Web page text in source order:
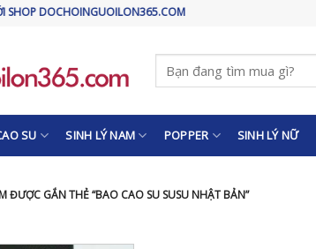
DOCHOINGUOILON365.COM
Tìm
kiếm:
SU SINH LÝ NAM POPPER SINH LÝ NỮ
ĐƯỢC GẮN THẺ “BAO CAO SU SUSU NHẬT BẢN”